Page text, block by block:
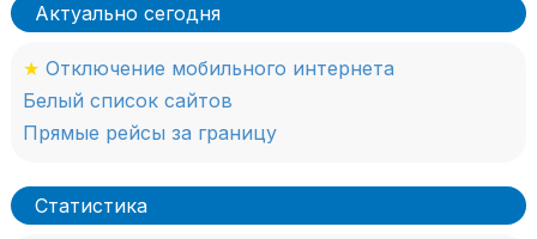
Актуально сегодня
★ Отключение мобильного интернета
Белый список сайтов
Прямые рейсы за границу
Статистика